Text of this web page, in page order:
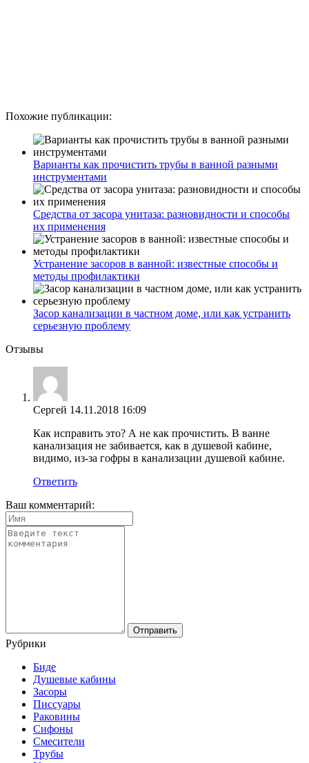
Похожие публикации:
Варианты как прочистить трубы в ванной разными
инструментами
Средства от засора унитаза: разновидности и способы
их применения
Устранение засоров в ванной: известные способы и
методы профилактики
Засор канализации в частном доме, или как устранить
серьезную проблему
Отзывы
Сергей 14.11.2018 16:09
Как исправить это? А не как прочистить. В ванне
канализация не забивается, как в душевой кабине,
видимо, из-за гофры в канализации душевой кабине.
Ответить
Ваш комментарий:
Рубрики
Биде
Душевые кабины
Засоры
Писсуары
Раковины
Сифоны
Смесители
Трубы